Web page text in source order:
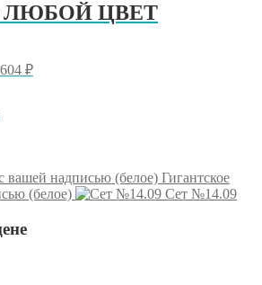
ЛЮБОЙ ЦВЕТ
₽
Гигантское
(белое)
Сет №14.09